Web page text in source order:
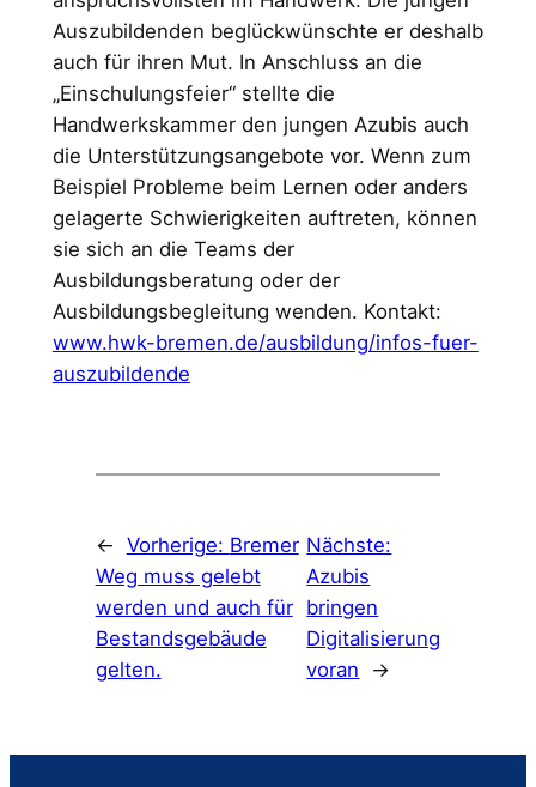
Auszubildenden beglückwünschte er deshalb
auch für ihren Mut. In Anschluss an die
„Einschulungsfeier“ stellte die
Handwerkskammer den jungen Azubis auch
die Unterstützungsangebote vor. Wenn zum
Beispiel Probleme beim Lernen oder anders
gelagerte Schwierigkeiten auftreten, können
sie sich an die Teams der
Ausbildungsberatung oder der
Ausbildungsbegleitung wenden. Kontakt:
www.hwk-bremen.de/ausbildung/infos-fuer-
auszubildende
← Vorherige: Bremer
Weg muss gelebt
werden und auch für
Bestandsgebäude
gelten.
Nächste:
Azubis
bringen
Digitalisierung
voran
→